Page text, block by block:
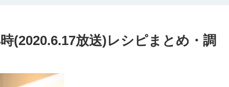
(2020.6.17放送)レシピまとめ・調